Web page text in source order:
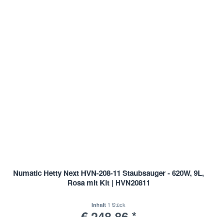
Numatic Hetty Next HVN-208-11 Staubsauger - 620W, 9L,
Rosa mit Kit | HVN20811
Inhalt 1 Stück